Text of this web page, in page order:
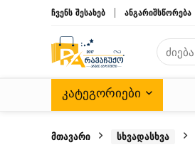
ჩვენს შესახებ ანგარიშსწორება
ᲙᲐᲢᲔᲒᲝᲠᲘᲔᲑᲘ
მთავარი სხვადასხვა